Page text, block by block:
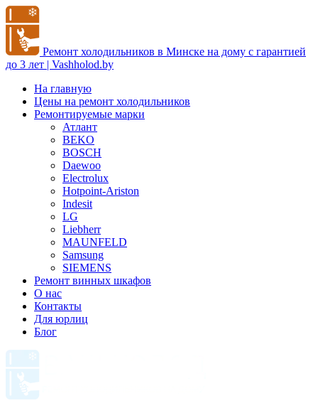
Ремонт холодильников в Минске на дому с гарантией
до 3 лет | Vashholod.by
На главную
Цены на ремонт холодильников
Ремонтируемые марки
Атлант
BEKO
BOSCH
Daewoo
Electrolux
Hotpoint-Ariston
Indesit
LG
Liebherr
MAUNFELD
Samsung
SIEMENS
Ремонт винных шкафов
О нас
Контакты
Для юрлиц
Блог